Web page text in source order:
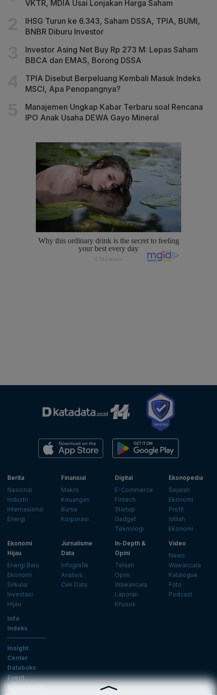
VKTR, MDIA Usai Lonjakan Harga Saham
IHSG Turun ke 6.343, Saham DSSA, TPIA, BUMI,
BNBR Diburu Investor
Investor Asing Net Buy Rp 273 M: Lepas Saham
BBCA dan EMAS, Borong DSSA
TPIA Disebut Berpeluang Kembali Masuk Indeks
MSCI, Apa Penopangnya?
Manajemen Ungkap Kabar Terbaru soal Rencana
IPO Anak Usaha DEWA Gayo Mineral
Berita
Nasional
Industri
Internasional
Energi
Finansial
Makro
Keuangan
Bursa
Korporasi
Digital
E-Commerce
Fintech
Startup
Gadget
Teknologi
Ekonopedia
Sejarah
Ekonomi
Profil
Istilah
Ekonomi
Ekonomi
Hijau
Energi Baru
Ekonomi
Sirkular
Investasi
Hijau
Jurnalisme
Data
Infografik
Analisis
Cek Data
In-Depth &
Opini
Telaah
Opini
Wawancara
Laporan
Khusus
Video
News
Wawancara
Katalogue
Foto
Podcast
Info
Indeks
Insight
Center
Databoks
Event
KatadataOto